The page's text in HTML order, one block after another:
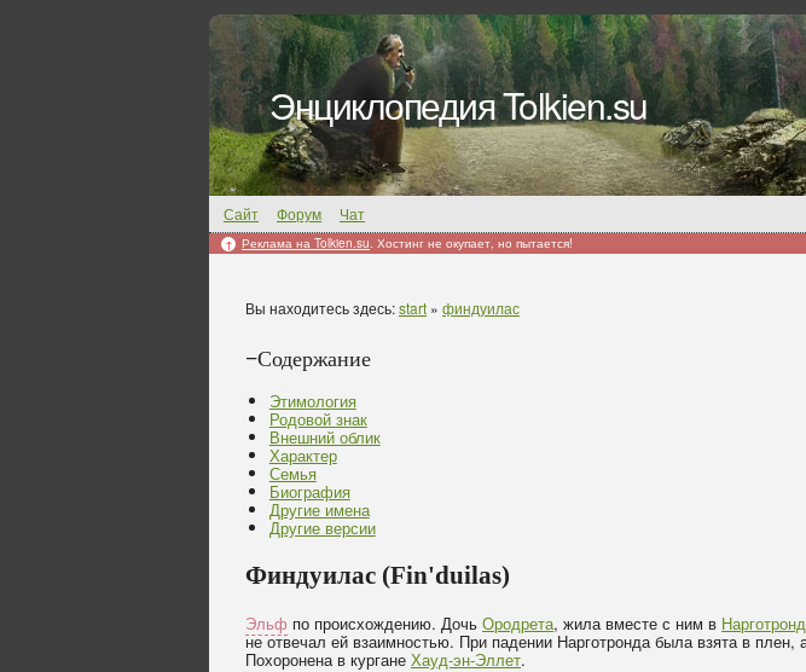
Энциклопедия Tolkien.su
Сайт Форум Чат
↑ Реклама на Tolkien.su. Хостинг не окупает, но пытается!
Вы находитесь здесь:start » финдуилас
−Содержание
Этимология
Родовой знак
Внешний облик
Характер
Семья
Биография
Другие имена
Другие версии
Финдуилас (Fin'duilas)
Эльф по происхождению. Дочь Ородрета, жила вместе с ним в
не отвечал ей взаимностью. При падении Нарготронда была взята в плен,
Похоронена в кургане Хауд-эн-Эллет.